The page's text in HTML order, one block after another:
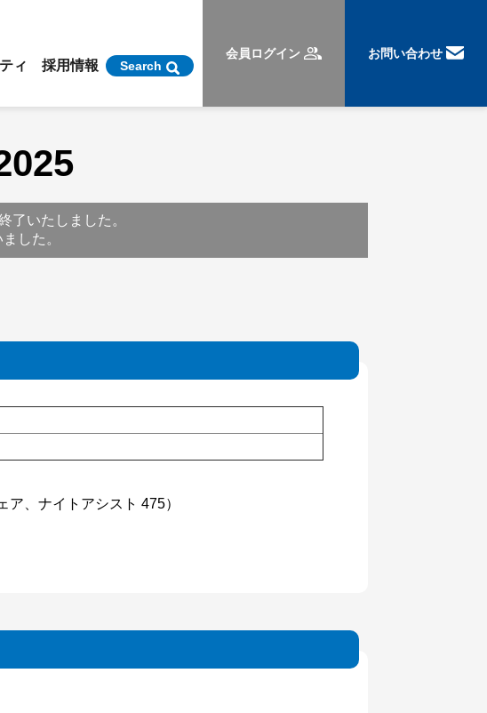
ィ 採用情報 Search
会員ログイン お問い合わせ
了いたしました。
した。
、ナイトアシスト 475）